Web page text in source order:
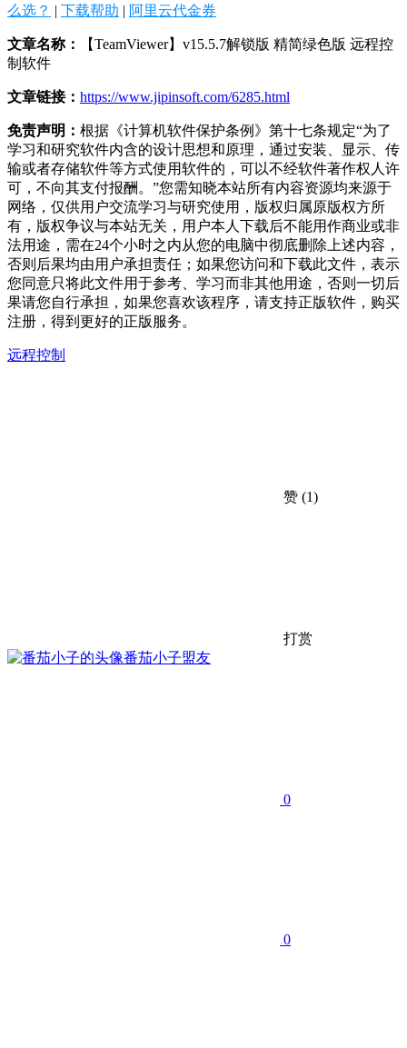
么选？ | 下载帮助 | 阿里云代金券
文章名称：
【TeamViewer】v15.5.7解锁版 精简绿色版 远程控
制软件
文章链接： https://www.jipinsoft.com/6285.html
免责声明： 根据《计算机软件保护条例》第十七条规定“为了
学习和研究软件内含的设计思想和原理，通过安装、显示、传
输或者存储软件等方式使用软件的，可以不经软件著作权人许
可，不向其支付报酬。”您需知晓本站所有内容资源均来源于
网络，仅供用户交流学习与研究使用，版权归属原版权方所
有，版权争议与本站无关，用户本人下载后不能用作商业或非
法用途，需在24个小时之内从您的电脑中彻底删除上述内容，
否则后果均由用户承担责任；如果您访问和下载此文件，表示
您同意只将此文件用于参考、学习而非其他用途，否则一切后
果请您自行承担，如果您喜欢该程序，请支持正版软件，购买
注册，得到更好的正版服务。
远程控制
赞 (1)
打赏
番茄小子盟友
0
0